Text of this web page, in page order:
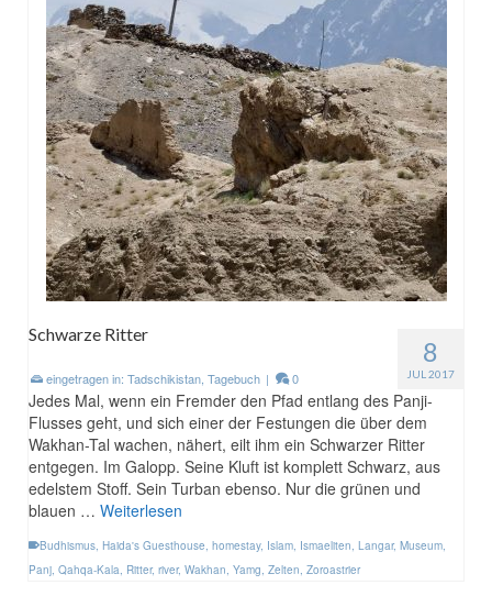
8
JUL 2017
Schwarze Ritter
eingetragen in: Tadschikistan Tagebuch | 0
Jedes Mal, wenn ein Fremder den Pfad entlang des Panji-
Flusses geht, und sich einer der Festungen die über dem
Wakhan-Tal wachen, nähert, eilt ihm ein Schwarzer Ritter
entgegen. Im Galopp. Seine Kluft ist komplett Schwarz, aus
edelstem Stoff. Sein Turban ebenso. Nur die grünen und
blauen … Weiterlesen
Budhismus, Haida's Guesthouse, homestay, Islam, Ismaeliten, Langar, Museum,
Panj, Qahqa-Kala, Ritter, river, Wakhan, Yamg, Zelten, Zoroastrier